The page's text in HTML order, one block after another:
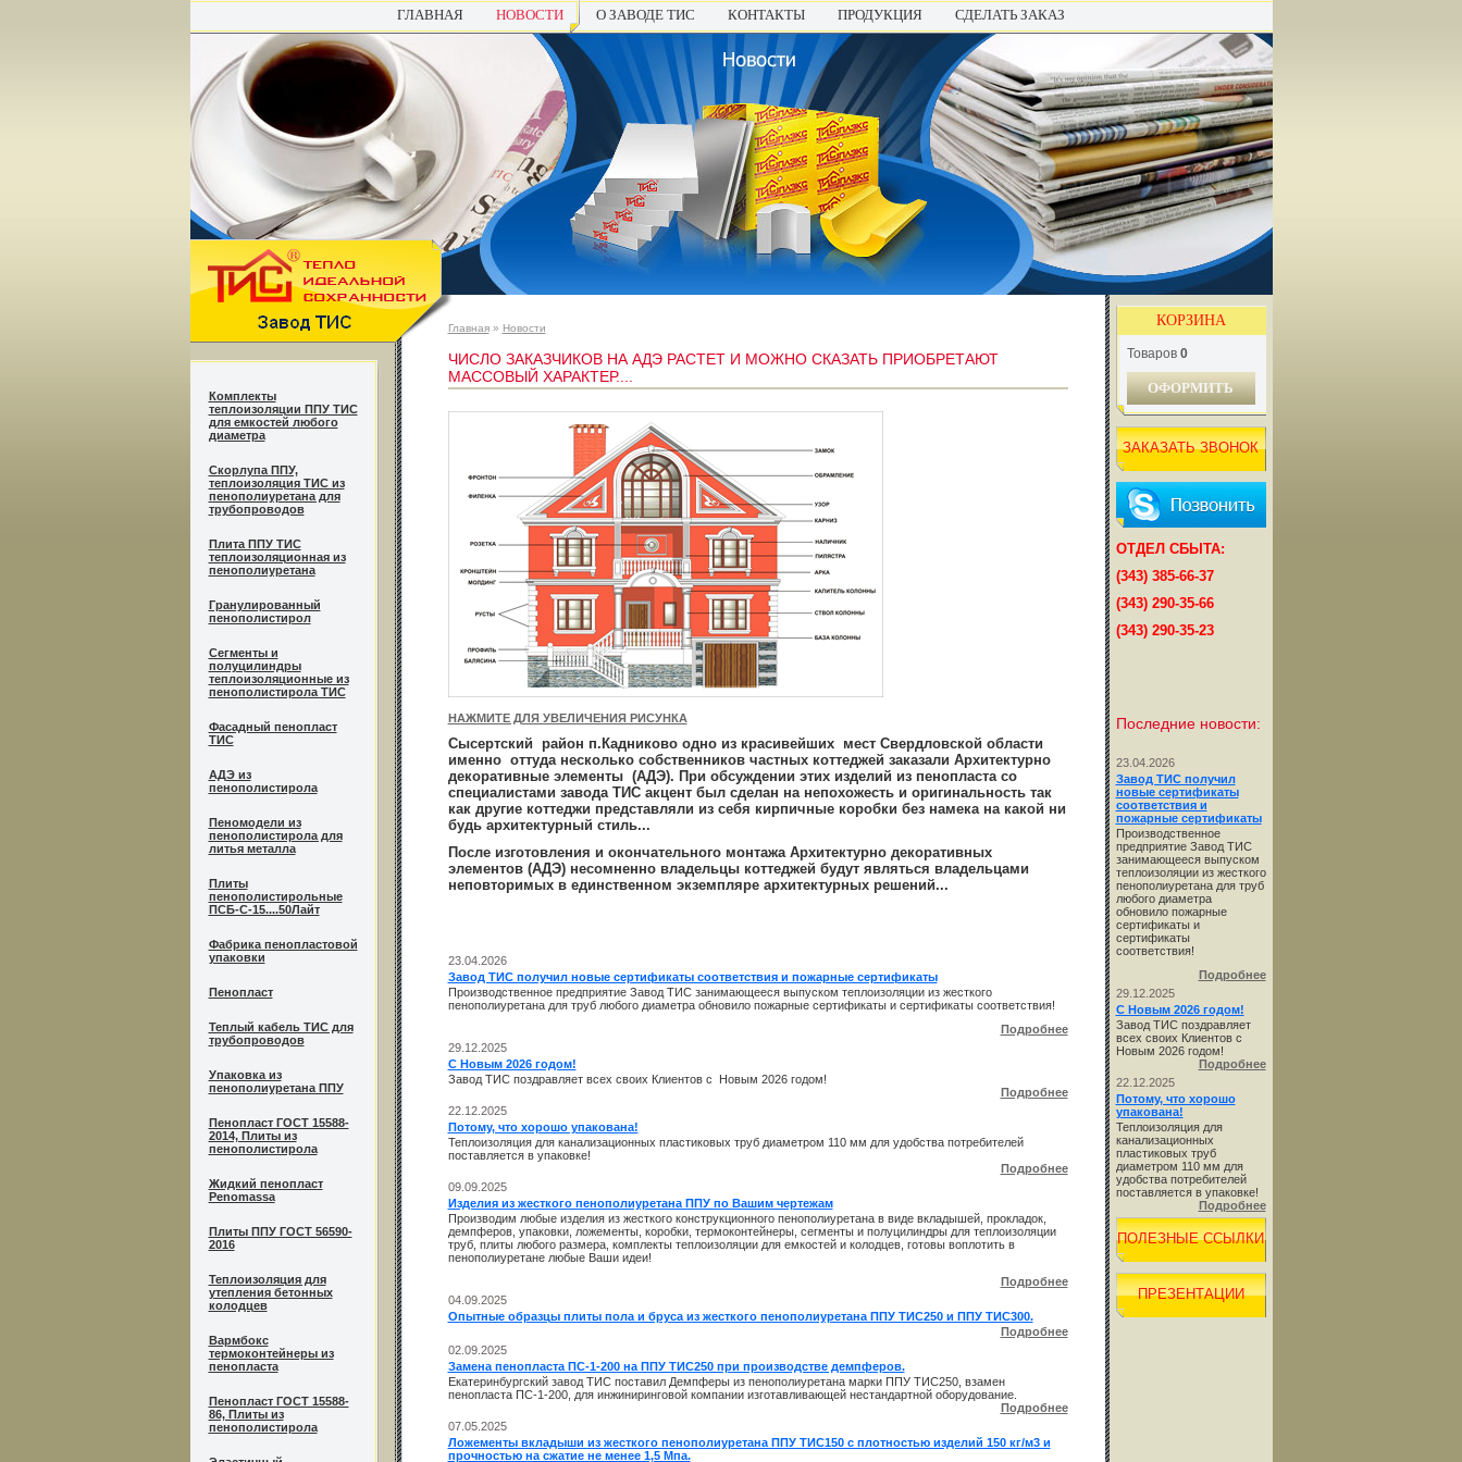
ГЛАВНАЯ НОВОСТИ О ЗАВОДЕ ТИС КОНТАКТЫ ПРОДУКЦИЯ СДЕЛАТЬ ЗАКАЗ
Комплекты
теплоизоляции ППУ ТИС
для емкостей любого
диаметра
Cкорлупа ППУ,
теплоизоляция ТИС из
пенополиуретана для
трубопроводов
Плита ППУ ТИС
теплоизоляционная из
пенополиуретана
Гранулированный
пенополистирол
Сегменты и
полуцилиндры
теплоизоляционные из
пенополистирола ТИС
Фасадный пенопласт
ТИС
АДЭ из
пенополистирола
Пеномодели из
пенополистирола для
литья металла
Плиты
пенополистирольные
ПСБ-С-15....50Лайт
Фабрика пенопластовой
упаковки
Пенопласт
Теплый кабель ТИС для
трубопроводов
Упаковка из
пенополиуретана ППУ
Пенопласт ГОСТ 15588-
2014, Плиты из
пенополистирола
Жидкий пенопласт
Penomassa
Плиты ППУ ГОСТ 56590-
2016
Теплоизоляция для
утепления бетонных
колодцев
Вармбокс
термоконтейнеры из
пенопласта
Пенопласт ГОСТ 15588-
86, Плиты из
пенополистирола
Главная» Новости
ЧИСЛО ЗАКАЗЧИКОВ НА АДЭ РАСТЕТ И МОЖНО СКАЗАТЬ ПРИОБРЕТАЮТ
МАССОВЫЙ ХАРАКТЕР....
НАЖМИТЕ ДЛЯ УВЕЛИЧЕНИЯ РИСУНКА
Сысертский район п.Кадниково одно из красивейших мест Свердловской области
именно оттуда несколько собственников частных коттеджей заказали Архитектурно
декоративные элементы (АДЭ). При обсуждении этих изделий из пенопласта со
специалистами завода ТИС акцент был сделан на непохожесть и оригинальность так
как другие коттеджи представляли из себя кирпичные коробки без намека на какой ни
будь архитектурный стиль...
После изготовления и окончательного монтажа Архитектурно декоративных
элементов (АДЭ) несомненно владельцы коттеджей будут являться владельцами
неповторимых в единственном экземпляре архитектурных решений...
23.04.2026
Завод ТИС получил новые сертификаты соответствия и пожарные сертификаты
Производственное предприятие Завод ТИС занимающееся выпуском теплоизоляции из жесткого
пенополиуретана для труб любого диаметра обновило пожарные сертификаты и сертификаты соответствия!
Подробнее
29.12.2025
С Новым 2026 годом!
Завод ТИС поздравляет всех своих Клиентов с Новым 2026 годом!
Подробнее
22.12.2025
Потому, что хорошо упакована!
Теплоизоляция для канализационных пластиковых труб диаметром 110 мм для удобства потребителей
поставляется в упаковке!
Подробнее
09.09.2025
Изделия из жесткого пенополиуретана ППУ по Вашим чертежам
Производим любые изделия из жесткого конструкционного пенополиуретана в виде вкладышей, прокладок,
демпферов, упаковки, ложементы, коробки, термоконтейнеры, сегменты и полуцилиндры для теплоизоляции
труб, плиты любого размера, комплекты теплоизоляции для емкостей и колодцев, готовы воплотить в
пенополиуретане любые Ваши идеи!
Подробнее
04.09.2025
Опытные образцы плиты пола и бруса из жесткого пенополиуретана ППУ ТИС250 и ППУ ТИС300.
Подробнее
02.09.2025
Замена пенопласта ПС-1-200 на ППУ ТИС250 при производстве демпферов.
Екатеринбургский завод ТИС поставил Демпферы из пенополиуретана марки ППУ ТИС250, взамен
пенопласта ПС-1-200, для инжиниринговой компании изготавливающей нестандартной оборудование.
Подробнее
07.05.2025
Ложементы вкладыши из жесткого пенополиуретана ППУ ТИС150 с плотностью изделий 150 кг/м3 и
прочностью на сжатие не менее 1,5 Мпа.
КОРЗИНА
Товаров 0
ОФОРМИТЬ
ЗАКАЗАТЬ ЗВОНОК
ОТДЕЛ СБЫТА:
(343) 385-66-37
(343) 290-35-66
(343) 290-35-23
Последние новости:
23.04.2026
Завод ТИС получил
новые сертификаты
соответствия и
пожарные сертификаты
Производственное
предприятие Завод ТИС
занимающееся выпуском
теплоизоляции из жесткого
пенополиуретана для труб
любого диаметра
обновило пожарные
сертификаты и
сертификаты
соответствия!
Подробнее
29.12.2025
С Новым 2026 годом!
Завод ТИС поздравляет
всех своих Клиентов с
Новым 2026 годом!
Подробнее
22.12.2025
Потому, что хорошо
упакована!
Теплоизоляция для
канализационных
пластиковых труб
диаметром 110 мм для
удобства потребителей
поставляется в упаковке!
Подробнее
ПОЛЕЗНЫЕ ССЫЛКИ
ПРЕЗЕНТАЦИИ